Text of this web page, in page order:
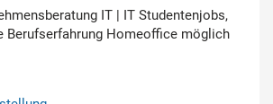
IT | IT Studentenjobs,
Berufserfahrung Homeoffice möglich